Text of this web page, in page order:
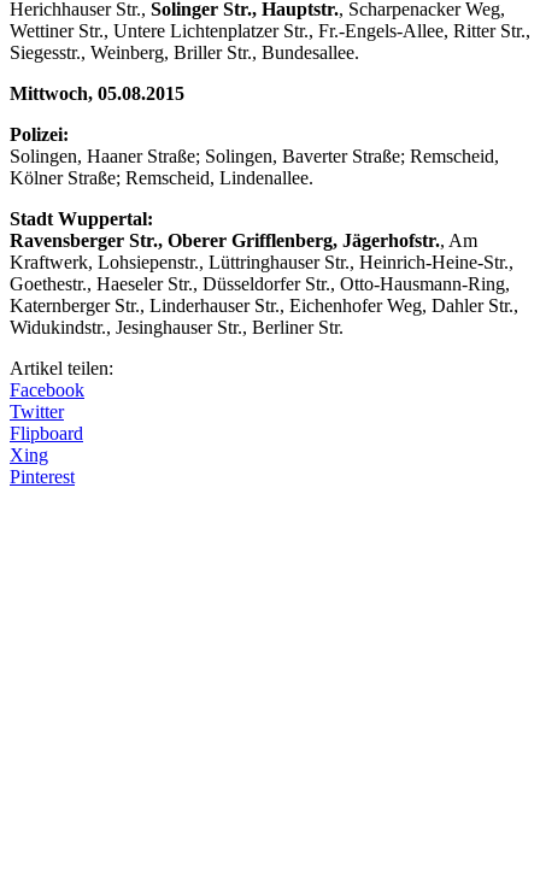
Herichhauser Str., Solinger Str., Hauptstr., Scharpenacker Weg,
Wettiner Str., Untere Lichtenplatzer Str., Fr.-Engels-Allee, Ritter Str.,
Siegesstr., Weinberg, Briller Str., Bundesallee.
Mittwoch, 05.08.2015
Polizei:
Solingen, Haaner Straße; Solingen, Baverter Straße; Remscheid,
Kölner Straße; Remscheid, Lindenallee.
Stadt Wuppertal:
Ravensberger Str., Oberer Grifflenberg, Jägerhofstr., Am
Kraftwerk, Lohsiepenstr., Lüttringhauser Str., Heinrich-Heine-Str.,
Goethestr., Haeseler Str., Düsseldorfer Str., Otto-Hausmann-Ring,
Katernberger Str., Linderhauser Str., Eichenhofer Weg, Dahler Str.,
Widukindstr., Jesinghauser Str., Berliner Str.
Artikel teilen:
Facebook
Twitter
Flipboard
Xing
Pinterest